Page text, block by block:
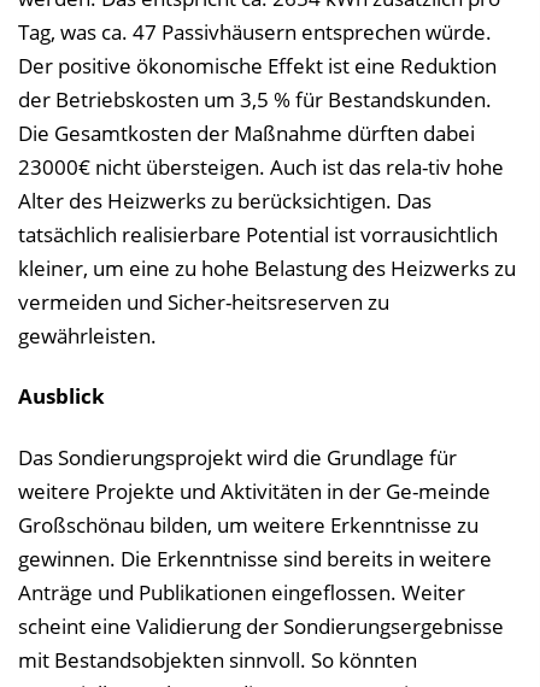
Tag, was ca. 47 Passivhäusern entsprechen würde.
Der positive ökonomische Effekt ist eine Reduktion
der Betriebskosten um 3,5 % für Bestandskunden.
Die Gesamtkosten der Maßnahme dürften dabei
23000€ nicht übersteigen. Auch ist das rela-tiv hohe
Alter des Heizwerks zu berücksichtigen. Das
tatsächlich realisierbare Potential ist vorrausichtlich
kleiner, um eine zu hohe Belastung des Heizwerks zu
vermeiden und Sicher-heitsreserven zu
gewährleisten.
Ausblick
Das Sondierungsprojekt wird die Grundlage für
weitere Projekte und Aktivitäten in der Ge-meinde
Großschönau bilden, um weitere Erkenntnisse zu
gewinnen. Die Erkenntnisse sind bereits in weitere
Anträge und Publikationen eingeflossen. Weiter
scheint eine Validierung der Sondierungsergebnisse
mit Bestandsobjekten sinnvoll. So könnten